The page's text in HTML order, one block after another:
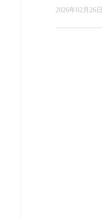
2026年02月26日